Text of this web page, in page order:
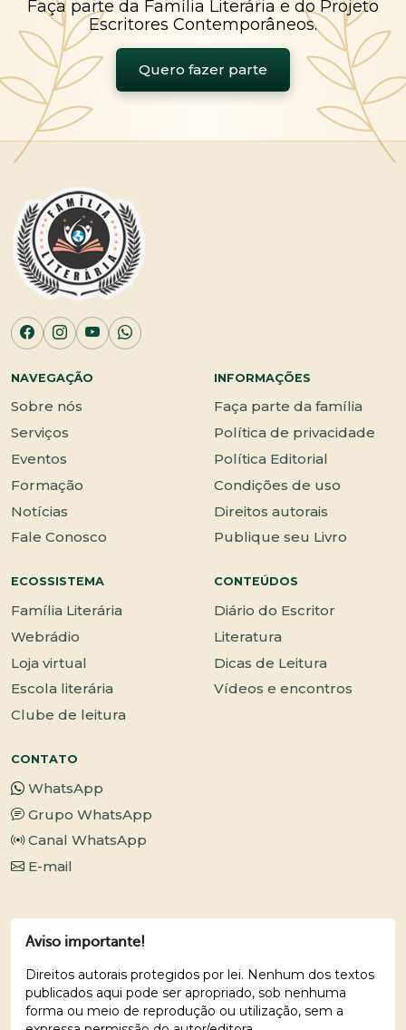
Faça parte da Família Literária e do Projeto
Escritores Contemporâneos.
Quero fazer parte
NAVEGAÇÃO
Sobre nós
Serviços
Eventos
Formação
Notícias
Fale Conosco
INFORMAÇÕES
Faça parte da família
Política de privacidade
Política Editorial
Condições de uso
Direitos autorais
Publique seu Livro
ECOSSISTEMA
Família Literária
Webrádio
Loja virtual
Escola literária
Clube de leitura
CONTEÚDOS
Diário do Escritor
Literatura
Dicas de Leitura
Vídeos e encontros
CONTATO
WhatsApp
Grupo WhatsApp
Canal WhatsApp
E-mail
Aviso importante!
Direitos autorais protegidos por lei. Nenhum dos textos
publicados aqui pode ser apropriado, sob nenhuma
forma ou meio de reprodução ou utilização, sem a